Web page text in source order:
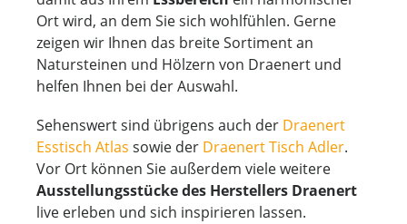
Ort wird, an dem Sie sich wohlfühlen. Gerne
zeigen wir Ihnen das breite Sortiment an
Natursteinen und Hölzern von Draenert und
helfen Ihnen bei der Auswahl.
Sehenswert sind übrigens auch der Draenert
Esstisch Atlas sowie der Draenert Tisch Adler.
Vor Ort können Sie außerdem viele weitere
Ausstellungsstücke des Herstellers Draenert
live erleben und sich inspirieren lassen.